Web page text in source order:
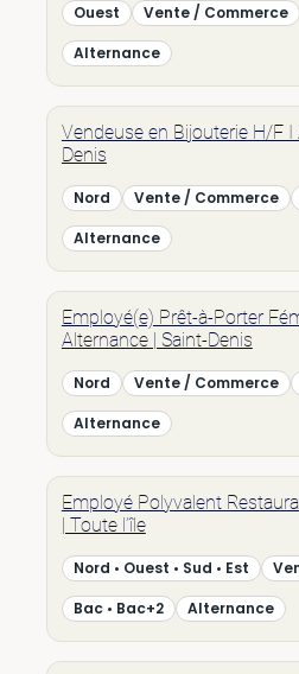
Ouest Vente / Commerce
Alternance
Vendeuse en Bijouterie H/F I
Denis
Nord Vente / Commerce
Alternance
Employé(e) Prêt-à-Porter
Alternance | Saint-Denis
Nord Vente / Commerce
Alternance
Employé Polyvalent
| Toute l’île
Nord • Ouest • Sud • Est
Bac • Bac+2
Alternance